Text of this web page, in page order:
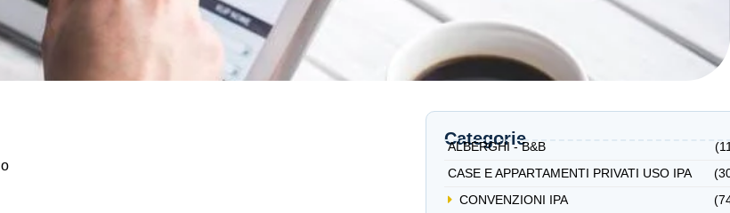
Categorie
ALBERGHI - B&B
CASE E APPARTAMENTI PRIVATI USO IPA
CONVENZIONI IPA